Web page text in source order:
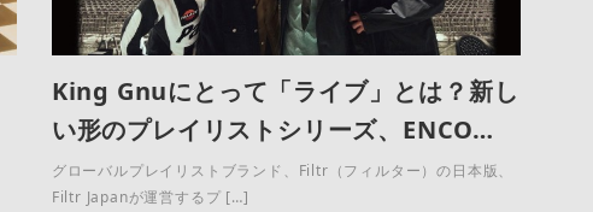
King Gnuにとって「ライブ」とは？新し
い形のプレイリストシリーズ、ENCO…
グローバルプレイリストブランド、Filtr（フィルター）の日本版、
Filtr Japanが運営するプ […]